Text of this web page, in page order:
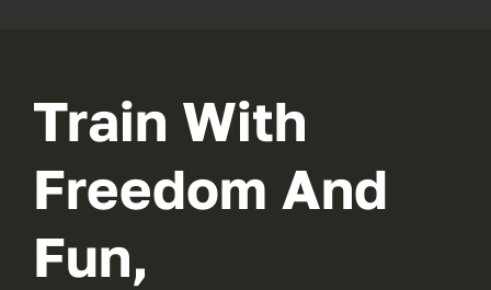
Train With
Freedom And
Fun,